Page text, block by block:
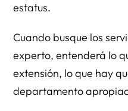
estatus.
Cuando busque los
experto, entenderá lo
extensión, lo que hay
departamento